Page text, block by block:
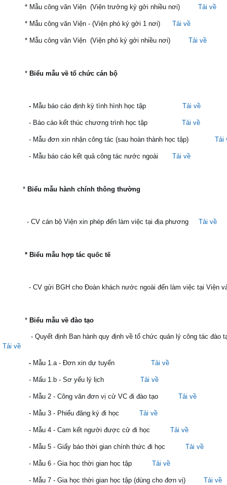
* Mẫu công văn Viện (Viện trưởng ký gởi nhiều nơi) Tải về
* Mẫu công văn Viện - (Viện phó ký gởi 1 nơi) Tải về
* Mẫu công văn Viện (Viện phó ký gởi nhiều nơi) Tải về
* Biểu mẫu về tổ chức cán bộ
- Mẫu báo cáo định kỳ tình hình học tập Tải về
- Báo cáo kết thúc chương trình học tập Tải về
- Mẫu đơn xin nhận công tác (sau hoàn thành học tập) Tải
- Mẫu báo cáo kết quả công tác nước ngoài Tải về
* Biểu mẫu hành chính thông thường
- CV cán bộ Viện xin phép đến làm việc tại địa phương Tải về
* Biểu mẫu hợp tác quốc tế
- CV gửi BGH cho Đoàn khách nước ngoài đến làm việc tại
* Biểu mẫu về đào tạo
- Quyết định Ban hành quy định về tổ chức quản lý công tác
Tải về
- Mẫu 1.a - Đơn xin dự tuyển Tải về
- Mấu 1.b - Sơ yếu lý lịch Tải về
- Mẫu 2 - Công văn đơn vị cử VC đi đào tạo Tải về
- Mẫu 3 - Phiếu đăng ký đi học Tải về
- Mẫu 4 - Cam kết người được cử đi học Tải về
- Mẫu 5 - Giấy báo thời gian chính thức đi học Tải về
- Mẫu 6 - Gia học thời gian học tập Tải về
- Mẫu 7 - Gia học thời gian học tập (dùng cho đơn vị) Tải về